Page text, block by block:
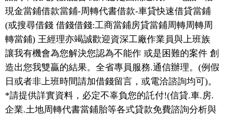
現金當鋪借款當鋪-周轉代書借款-車貸快速借貸當鋪
(或搜尋借錢 借錢借錢:工商當鋪房貸當鋪周轉周轉周
轉當鋪) 王經理亦竭誠歡迎資深工廠作業員與上班族
讓我有機會為您解決您認為不能作 或是困難的案件 創
造出您我雙贏的結果。全省專員服務.通信辦理。(例假
日或者非上班時間請加借錢留言，或電洽諮詢均可)。
*請提供詳實資料，必定不辜負您的託付!(信貸.車.房.
企業.土地周轉代書當鋪胎等各式貸款免費諮詢分析與